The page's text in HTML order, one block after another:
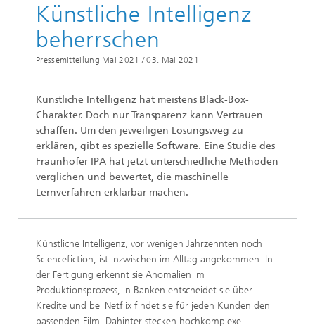
Künstliche Intelligenz
beherrschen
Pressemitteilung Mai 2021 / 03. Mai 2021
Künstliche Intelligenz hat meistens Black-Box-
Charakter. Doch nur Transparenz kann Vertrauen
schaffen. Um den jeweiligen Lösungsweg zu
erklären, gibt es spezielle Software. Eine Studie des
Fraunhofer IPA hat jetzt unterschiedliche Methoden
verglichen und bewertet, die maschinelle
Lernverfahren erklärbar machen.
Künstliche Intelligenz, vor wenigen Jahrzehnten noch
Sciencefiction, ist inzwischen im Alltag angekommen. In
der Fertigung erkennt sie Anomalien im
Produktionsprozess, in Banken entscheidet sie über
Kredite und bei Netflix findet sie für jeden Kunden den
passenden Film. Dahinter stecken hochkomplexe